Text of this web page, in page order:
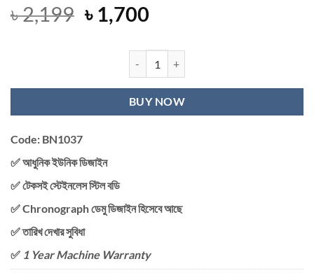
৳2,199 Original
price
৳ 2,199.
৳ 1,700Current
is:
৳ 1,700.
BN1037 BINBOND Luxury Silver
BUY NOW
Code: BN1037
✅ আধুনিক ইউনিক ডিজাইন
✅ টেকসই স্টেইনলেস স্টিল বডি
✅ Chronograph ডেমু ডিজাইন হিসেবে আছে
✅ তারিখ দেখার সুবিধা
✅ 1 Year Machine Warranty